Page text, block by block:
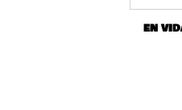
EN